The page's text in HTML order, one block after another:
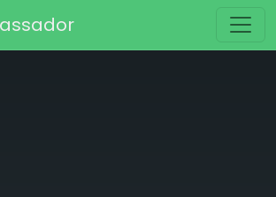
навигация